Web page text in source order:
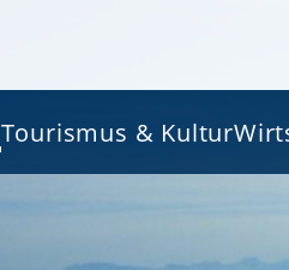
Tourismus & Kultur